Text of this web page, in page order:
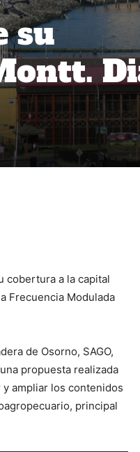
su
cobertura a la capital
Frecuencia Modulada
de Osorno, SAGO,
propuesta realizada
ampliar los contenidos
principal